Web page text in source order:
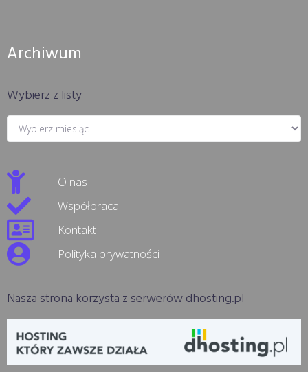
Archiwum
Wybierz z listy
O nas
Współpraca
Kontakt
Polityka prywatności
Nasza strona korzysta z serwerów dhosting.pl